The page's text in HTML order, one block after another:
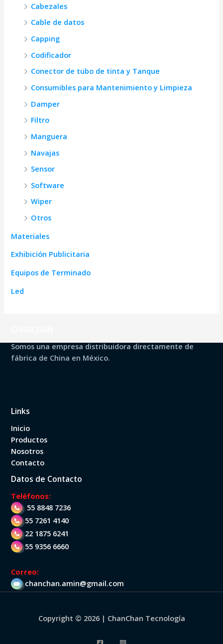
Cabezales
Cable de datos
Capping
Codificador
Conector de tubo de tinta y Tanque
Consumibles para Mantenimiento y Limpieza
Damper
Filtro
Manguera
Navajas
Sensor
Software
Wiper
Otros
Materiales
Exhibición Publicitaria
Equipos de Terminado
Led
Somos una empresa distribuidora directamente de
fábrica de China en México.
Links
Inicio
Productos
Nosotros
Contacto
Datos de Contacto
Teléfonos:
55 8848 7236
55 7261 4140
22 1875 6241
55 9356 6660
Correo:
chanchan.amin@gmail.com
Copyright © 2026 | ChanChan Tecnología